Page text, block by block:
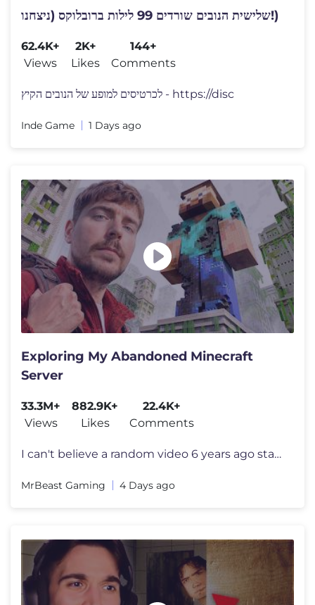
שלישית הנובים שורדים 99 לילות ברובלוקס (ניצחנו!)
62.4K+
Views
2K+
Likes
144+
Comments
לכרטיסים למופע של הנובים הקיץ - https://disc
Inde Game 1 Days ago
Exploring My Abandoned Minecraft
Server
33.3M+
Views
882.9K+
Likes
22.4K+
Comments
I can't believe a random video 6 years ago started all this I want to
MrBeast Gaming 4 Days ago